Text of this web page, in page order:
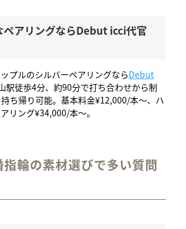
ペアリングならDebut icci代官
プルのシルバーペアリングならDebut
駅徒歩4分、約90分で打ち合わせから制
ち帰り可能。基本料金¥12,000/本〜、ハ
リング¥34,000/本〜。
輪の素材選びで多い質問